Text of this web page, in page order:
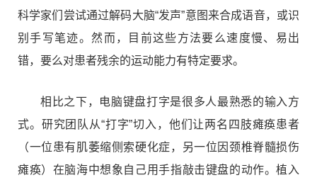
科学家们尝试通过解码大脑“发声”意图来合成语音，或识
别手写笔迹。然而，目前这些方法要么速度慢、易出
错，要么对患者残余的运动能力有特定要求。
相比之下，电脑键盘打字是很多人最熟悉的输入方
式。研究团队从“打字”切入，他们让两名四肢瘫痪患者
（一位患有肌萎缩侧索硬化症，另一位因颈椎脊髓损伤
瘫痪）在脑海中想象自己用手指敲击键盘的动作。植入